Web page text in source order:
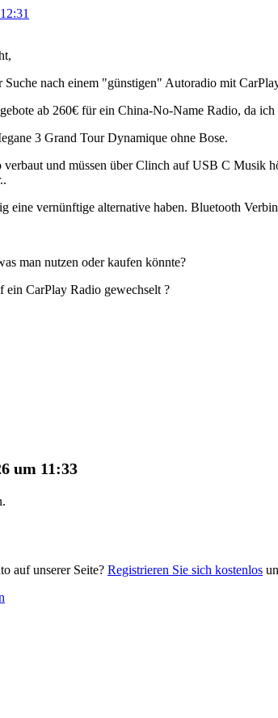
Suche nach einem "günstigen" Autoradio mit
ab 260€ für ein China-No-Name Radio, da
3 Grand Tour Dynamique ohne Bose.
verbaut und müssen über Clinch auf USB C Musik
eine vernünftige alternative haben. Bluetooth
man nutzen oder kaufen könnte?
ein CarPlay Radio gewechselt ?
um 11:33
auf unserer Seite? Registrieren Sie sich kostenlos